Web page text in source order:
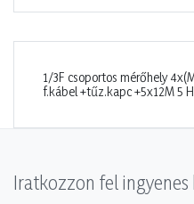
1/3F csoportos mérőhely
f.kábel +tűz.kapc +5x12M 5
Iratkozzon fel